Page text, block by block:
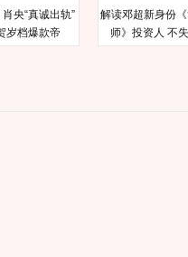
肖央“真诚出轨”
岁档爆款帝
解读邓超新身份
师》投资人 不